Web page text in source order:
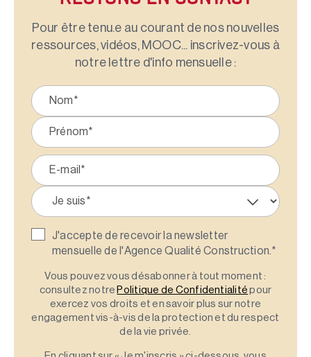
Pour être tenu.e au courant de nos nouvelles
ressources, vidéos, MOOC... inscrivez-vous à
notre lettre d'info mensuelle :
J'accepte de recevoir la newsletter
mensuelle de l'Agence Qualité Construction.*
Vous pouvez vous désabonner à tout moment :
consultez notre Politique de Confidentialité pour
exercez vos droits et en savoir plus sur notre
engagement vis-à-vis de la protection et du respect
de la vie privée.